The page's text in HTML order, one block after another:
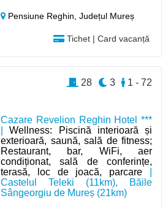
Pensiune Reghin,Județul Mureș
Tichet | Card vacanță
Cazare Revelion Reghin Hotel ***
|Wellness: Piscină interioară și
exterioară, saună, sală de fitness;
Restaurant, bar, WiFi, aer
condiționat, sală de conferințe,
terasă, loc de joacă, parcare
Castelul Teleki (11km), Băile
Sângeorgiu de Mureș (21km)
1 - 72
3
28